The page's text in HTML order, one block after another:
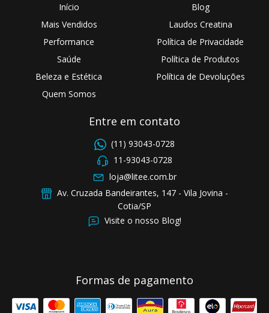
Início
Mais Vendidos
Performance
Saúde
Beleza e Estética
Quem Somos
Blog
Laudos Creatina
Política de Privacidade
Política de Produtos
Política de Devoluções
Entre em contato
(11) 93043-0728
11-93043-0728
loja@litee.com.br
Av. Cruzada Bandeirantes, 147 - Vila Jovina -
Cotia/SP
Visite o nosso Blog!
Formas de pagamento